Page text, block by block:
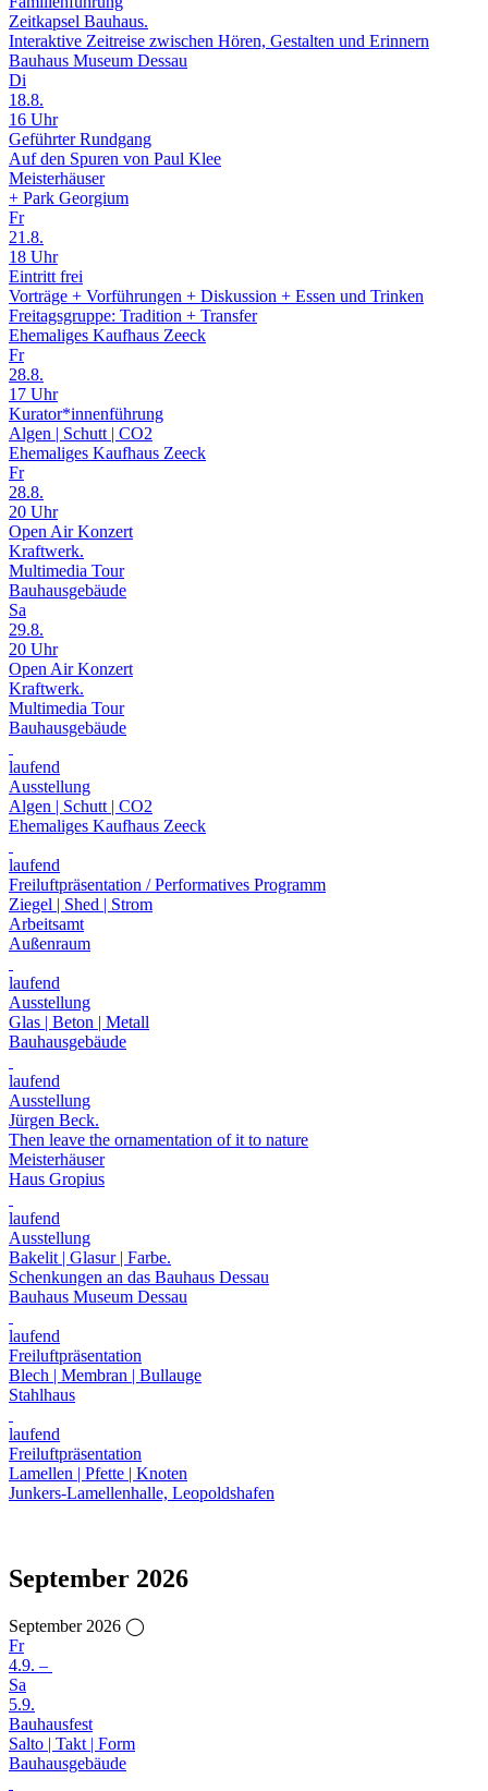
Zeitkapsel Bauhaus.
Interaktive Zeitreise zwischen Hören, Gestalten und Erinnern
Bauhaus Museum Dessau
Di
18.8.
16 Uhr
Geführter Rundgang
Auf den Spuren von Paul Klee
Meisterhäuser
+ Park Georgium
Fr
21.8.
18 Uhr
Eintritt frei
Vorträge + Vorführungen + Diskussion + ­Essen und Trinken
Freitagsgruppe: Tradition + Transfer
Ehemaliges Kaufhaus Zeeck
Fr
28.8.
17 Uhr
Kurator*innenführung
Algen | Schutt | CO2
Ehemaliges Kaufhaus Zeeck
Fr
28.8.
20 Uhr
Open Air Konzert
Kraftwerk.
Multimedia Tour
Bauhausgebäude
Sa
29.8.
20 Uhr
Open Air Konzert
Kraftwerk.
Multimedia Tour
Bauhausgebäude
laufend
Ausstellung
Algen | Schutt | CO2
Ehemaliges Kaufhaus Zeeck
laufend
Freiluftpräsentation / Performatives Programm
Ziegel | Shed | Strom
Arbeitsamt
Außenraum
laufend
Ausstellung
Glas | Beton | Metall
Bauhausgebäude
laufend
Ausstellung
Jürgen Beck.
Then leave the ornamentation of it to nature
Meisterhäuser
Haus Gropius
laufend
Ausstellung
Bakelit | Glasur | Farbe.
Schenkungen an das Bauhaus Dessau
Bauhaus Museum Dessau
laufend
Freiluftpräsentation
Blech | Membran | Bullauge
Stahlhaus
laufend
Freiluftpräsentation
Lamellen | Pfette | Knoten
Junkers-Lamellenhalle, Leopoldshafen
September 2026
September 2026 ◯
Fr
4.9. –
Sa
5.9.
Bauhausfest
Salto | Takt | Form
Bauhausgebäude